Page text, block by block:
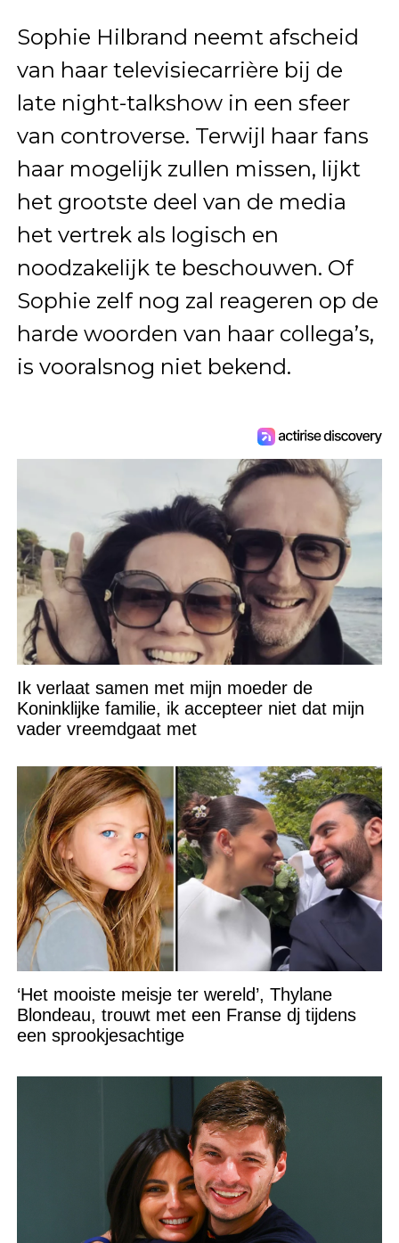
Sophie Hilbrand neemt afscheid
van haar televisiecarrière bij de
late night-talkshow in een sfeer
van controverse. Terwijl haar fans
haar mogelijk zullen missen, lijkt
het grootste deel van de media
het vertrek als logisch en
noodzakelijk te beschouwen. Of
Sophie zelf nog zal reageren op de
harde woorden van haar collega’s,
is vooralsnog niet bekend.
Ik verlaat samen met mijn moeder de
Koninklijke familie, ik accepteer niet dat mijn
vader vreemdgaat met
‘Het mooiste meisje ter wereld’, Thylane
Blondeau, trouwt met een Franse dj tijdens
een sprookjesachtige